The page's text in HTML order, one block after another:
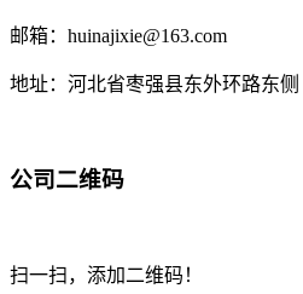
邮箱：huinajixie@163.com
地址：河北省枣强县东外环路东侧
公司二维码
扫一扫，添加二维码！